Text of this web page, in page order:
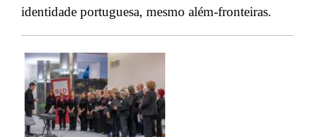
identidade portuguesa, mesmo além-fronteiras.